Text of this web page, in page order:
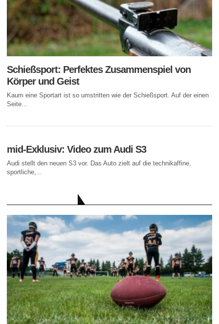
Schießsport: Perfektes Zusammenspiel von
Körper und Geist
Kaum eine Sportart ist so umstritten wie der Schießsport. Auf der einen
Seite...
mid-Exklusiv: Video zum Audi S3
Audi stellt den neuen S3 vor. Das Auto zielt auf die technikaffine,
sportliche,...